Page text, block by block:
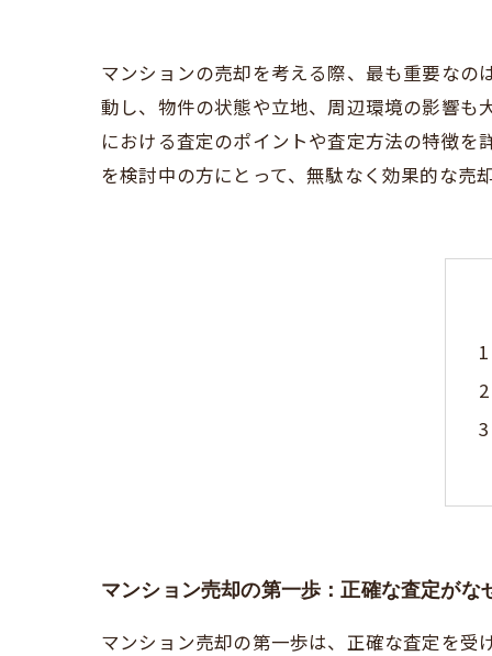
マンションの売却を考える際、最も重要なの
動し、物件の状態や立地、周辺環境の影響も
における査定のポイントや査定方法の特徴
を検討中の方にとって、無駄なく効果的な売
マンション売却の第一歩：正確な査定がな
マンション売却の第一歩は、正確な査定を